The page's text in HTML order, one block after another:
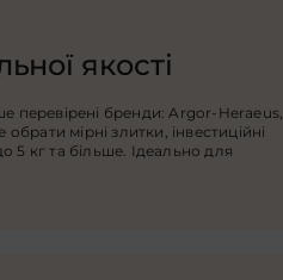
якості
перевірені бренди: Argor-Heraeus,
мірні злитки, інвестиційні
5 кг та більше. Ідеально для